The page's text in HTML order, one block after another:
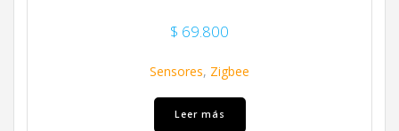
$ 69.800
Sensores, Zigbee
Leer más